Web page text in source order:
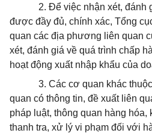
2. Để việc nhận xét, đánh
được đầy đủ, chính xác, Tổng
quan các địa phương liên quan
xét, đánh giá về quá trình chấp
hoạt động xuất nhập khẩu của
3. Các cơ quan khác
quan có thông tin, đề xuất liên
pháp luật, thông quan hàng hóa,
thanh tra, xử lý vi phạm đối với